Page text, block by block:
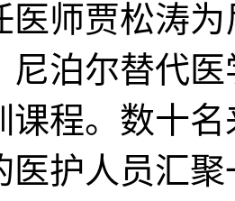
医师贾松涛
尼泊尔替代
课程。数十
医护人员汇